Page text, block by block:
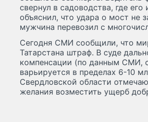
свернул в садоводства, где
объяснил, что удара о мост не
мужчина перевозил с
Сегодня СМИ сообщили, что
Татарстана штраф. В суде дальнобойщик сообщил, что денег на выплату
компенсации (по данным СМИ,
варьируется в пределах 6-10
Свердловской области
желания возместить ущерб